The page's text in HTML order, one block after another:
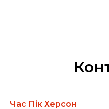
Час Пік Херсон